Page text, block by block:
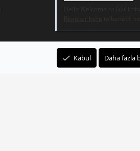
Gizlilik Politikası – Gizlilik ve Şartlar
Kabul Daha fazla